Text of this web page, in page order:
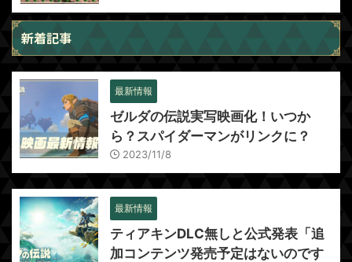
新着記事
最新情報
ゼルダの伝説実写映画化！いつか
ら？スパイダーマンがリンクに？
2023/11/8
最新情報
ティアキンDLC無しと公式発表「追
加コンテンツ発売予定はないのです